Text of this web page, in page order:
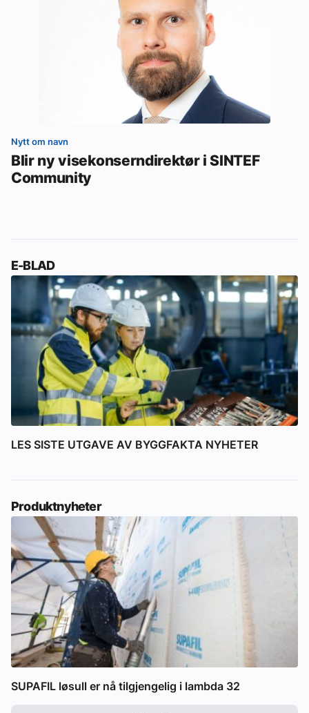
Nytt om navn
Blir ny visekonserndirektør i SINTEF
Community
E-BLAD
LES SISTE UTGAVE AV BYGGFAKTA NYHETER
Produktnyheter
SUPAFIL løsull er nå tilgjengelig i lambda 32